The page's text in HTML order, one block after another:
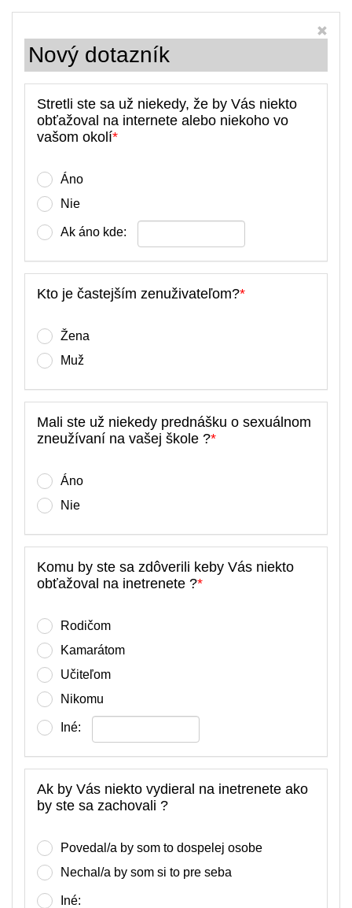
Nový dotazník
Stretli ste sa už niekedy, že by Vás niekto
obťažoval na internete alebo niekoho vo
vašom okolí*
Áno
Nie
Ak áno kde:
Kto je častejším zenuživateľom?*
Žena
Muž
Mali ste už niekedy prednášku o sexuálnom
zneužívaní na vašej škole ?*
Áno
Nie
Komu by ste sa zdôverili keby Vás niekto
obťažoval na inetrenete ?*
Rodičom
Kamarátom
Učiteľom
Nikomu
Iné:
Ak by Vás niekto vydieral na inetrenete ako
by ste sa zachovali ?
Povedal/a by som to dospelej osobe
Nechal/a by som si to pre seba
Iné: